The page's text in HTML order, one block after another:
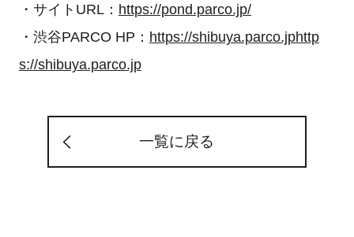
・サイトURL： https://pond.parco.jp/
・渋谷PARCO HP： https://shibuya.parco.jphttp
s://shibuya.parco.jp
一覧に戻る